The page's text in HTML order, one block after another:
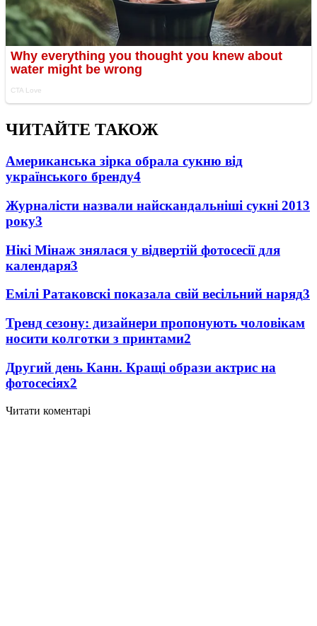
ЧИТАЙТЕ ТАКОЖ
Американська зірка обрала сукню від
українського бренду4
Журналісти назвали найскандальніші сукні 2013
року3
Нікі Мінаж знялася у відвертій фотосесії для
календаря3
Емілі Ратаковскі показала свій весільний наряд3
Тренд сезону: дизайнери пропонують чоловікам
носити колготки з принтами2
Другий день Канн. Кращі образи актрис на
фотосесіях2
Читати коментарі